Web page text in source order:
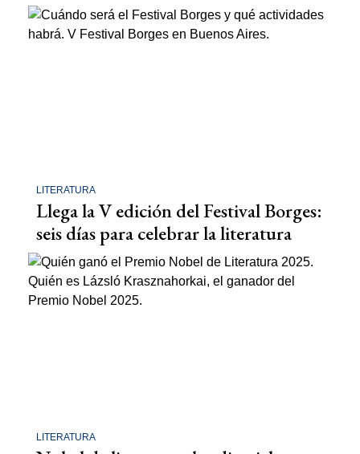
LITERATURA
Llega la V edición del Festival Borges:
seis días para celebrar la literatura
LITERATURA